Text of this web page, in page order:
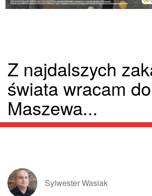
Z najdalszych
świata wracam do
Maszewa...
Sylwester Wasiak